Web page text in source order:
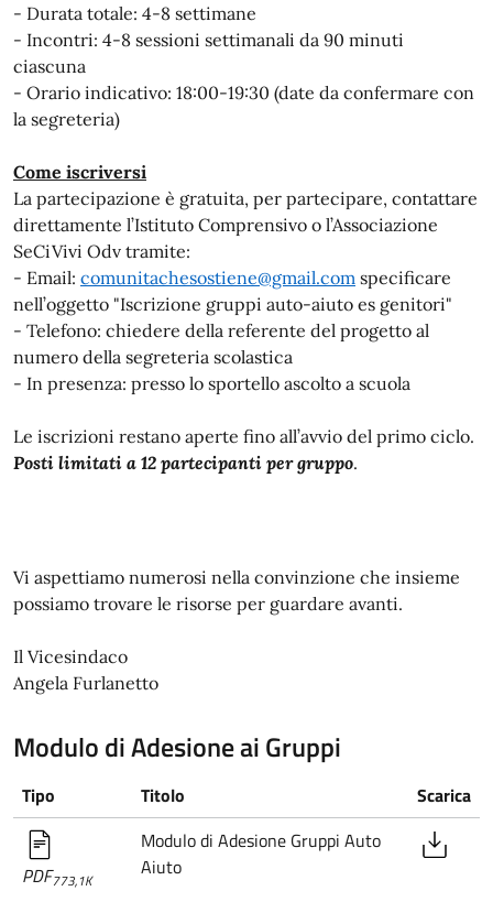
- Durata totale: 4-8 settimane
- Incontri: 4-8 sessioni settimanali da 90 minuti
ciascuna
- Orario indicativo: 18:00-19:30 (date da confermare con
la segreteria)
Come iscriversi
La partecipazione è gratuita, per partecipare, contattare
direttamente l’Istituto Comprensivo o l’Associazione
SeCiVivi Odv tramite:
- Email: comunitachesostiene@gmail.com specificare
nell’oggetto "Iscrizione gruppi auto-aiuto es genitori"
- Telefono: chiedere della referente del progetto al
numero della segreteria scolastica
- In presenza: presso lo sportello ascolto a scuola
Le iscrizioni restano aperte fino all’avvio del primo ciclo.
Posti limitati a 12 partecipanti per gruppo.
Vi aspettiamo numerosi nella convinzione che insieme
possiamo trovare le risorse per guardare avanti.
Il Vicesindaco
Angela Furlanetto
Modulo di Adesione ai Gruppi
Tipo Titolo Scarica
PDF773,1K
Modulo di Adesione Gruppi Auto
Aiuto